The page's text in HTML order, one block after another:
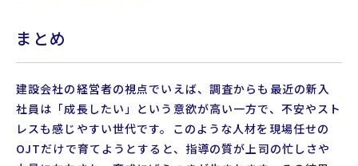
まとめ
建設会社の経営者の視点でいえば、調査からも最近の新入
社員は「成長したい」という意欲が高い一方で、不安やスト
レスも感じやすい世代です。このような人材を現場任せの
OJTだけで育てようとすると、指導の質が上司の忙しさや